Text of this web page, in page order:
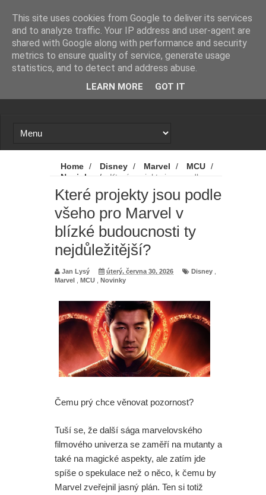
Loading...
Home / Disney / Marvel / MCU /
Novinky
/
Které projekty jsou podle
všeho pro Marvel v blízké budoucnosti ty
nejdůležitější?
Které projekty jsou podle
všeho pro Marvel v
blízké budoucnosti ty
nejdůležitější?
Jan Lysý úterý, června 30, 2026 Disney
Marvel
MCU Novinky
Čemu prý chce věnovat pozornost?
Tuší se, že další sága marvelovského
filmového univerza se zaměří na mutanty a
také na magické aspekty, ale zatím jde
spíše o spekulace než o něco, k čemu by
Marvel zveřejnil jasný plán. Ten si totiž
This site uses cookies from Google to deliver its services
and to analyze traffic. Your IP address and user-agent are
shared with Google along with performance and security
metrics to ensure quality of service, generate usage
statistics, and to detect and address abuse.
LEARN MORE GOT IT